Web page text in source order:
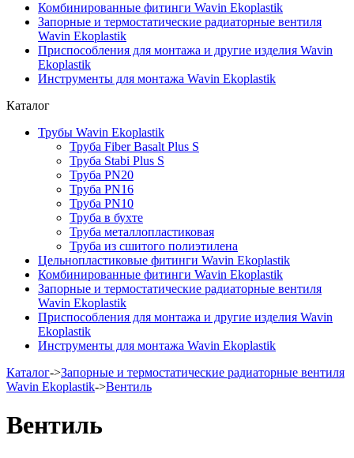
Комбинированные фитинги Wavin Ekoplastik
Запорные и термостатические радиаторные вентиля
Wavin Ekoplastik
Приспособления для монтажа и другие изделия Wavin
Ekoplastik
Инструменты для монтажа Wavin Ekoplastik
Каталог
Трубы Wavin Ekoplastik
Труба Fiber Basalt Plus S
Труба Stabi Plus S
Труба PN20
Труба PN16
Труба PN10
Труба в бухте
Труба металлопластиковая
Труба из сшитого полиэтилена
Цельнопластиковые фитинги Wavin Ekoplastik
Комбинированные фитинги Wavin Ekoplastik
Запорные и термостатические радиаторные вентиля
Wavin Ekoplastik
Приспособления для монтажа и другие изделия Wavin
Ekoplastik
Инструменты для монтажа Wavin Ekoplastik
Каталог->Запорные и термостатические радиаторные вентиля
Wavin Ekoplastik->Вентиль
Вентиль